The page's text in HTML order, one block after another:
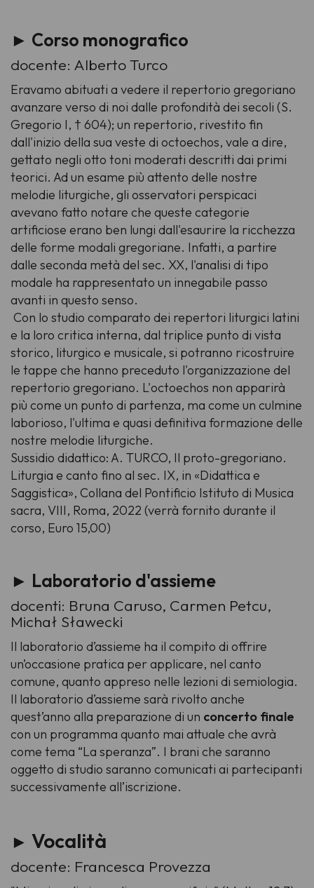
► Corso monografico
docente: Alberto Turco
Eravamo abituati a vedere il repertorio gregoriano
avanzare verso di noi dalle profondità dei secoli (S.
Gregorio I, † 604); un repertorio, rivestito fin
dall'inizio della sua veste di octoechos, vale a dire,
gettato negli otto toni moderati descritti dai primi
teorici. Ad un esame più attento delle nostre
melodie liturgiche, gli osservatori perspicaci
avevano fatto notare che queste categorie
artificiose erano ben lungi dall'esaurire la ricchezza
delle forme modali gregoriane. Infatti, a partire
dalle seconda metà del sec. XX, l'analisi di tipo
modale ha rappresentato un innegabile passo
avanti in questo senso.
Con lo studio comparato dei repertori liturgici latini
e la loro critica interna, dal triplice punto di vista
storico, liturgico e musicale, si potranno ricostruire
le tappe che hanno preceduto l'organizzazione del
repertorio gregoriano. L'octoechos non apparirà
più come un punto di partenza, ma come un culmine
laborioso, l'ultima e quasi definitiva formazione delle
nostre melodie liturgiche.
Sussidio didattico: A. TURCO, Il proto-gregoriano.
Liturgia e canto fino al sec. IX, in «Didattica e
Saggistica», Collana del Pontificio Istituto di Musica
sacra, VIII, Roma, 2022 (verrà fornito durante il
corso, Euro 15,00)
► Laboratorio d'assieme
docenti: Bruna Caruso, Carmen Petcu,
Michał Sławecki
Il laboratorio d’assieme ha il compito di offrire
un’occasione pratica per applicare, nel canto
comune, quanto appreso nelle lezioni di semiologia.
Il laboratorio d’assieme sarà rivolto anche
quest’anno alla preparazione di un concerto finale
con un programma quanto mai attuale che avrà
come tema “La speranza”. I brani che saranno
oggetto di studio saranno comunicati ai partecipanti
successivamente all’iscrizione.
► Vocalità
docente: Francesca Provezza